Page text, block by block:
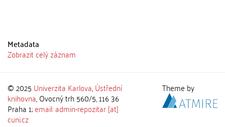
Metadata
Zobrazit celý záznam
© 2025 Univerzita Karlova,Ústřední
knihovna, Ovocný trh 560/5, 116 36
Praha 1;email: admin-repozitar [at]
cuni.cz
Theme by